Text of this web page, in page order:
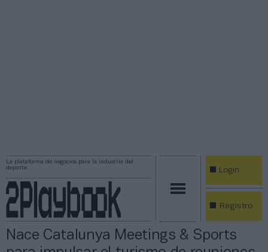
La plataforma de negocios para la industria del
deporte
Login
Registro
Nace Catalunya Meetings & Sports